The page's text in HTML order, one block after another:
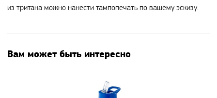
из тритана можно нанести тампопечать по вашему эскизу.
Вам может быть интересно